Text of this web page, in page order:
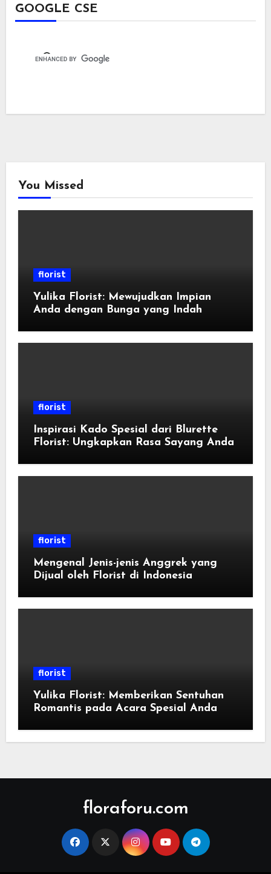
GOOGLE CSE
You Missed
florist
Yulika Florist: Mewujudkan Impian
Anda dengan Bunga yang Indah
florist
Inspirasi Kado Spesial dari Blurette
Florist: Ungkapkan Rasa Sayang Anda
florist
Mengenal Jenis-jenis Anggrek yang
Dijual oleh Florist di Indonesia
florist
Yulika Florist: Memberikan Sentuhan
Romantis pada Acara Spesial Anda
floraforu.com